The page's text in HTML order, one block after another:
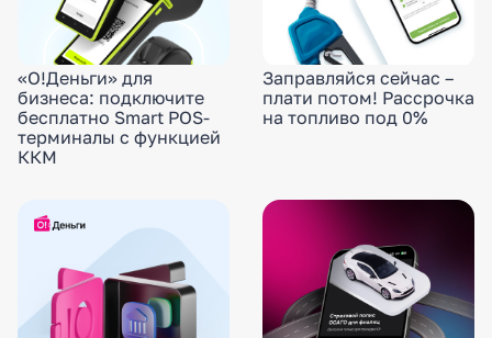
«О!Деньги» для
бизнеса: подключите
бесплатно Smart POS-
терминалы с функцией
ККМ
Заправляйся сейчас –
плати потом! Рассрочка
на топливо под 0%